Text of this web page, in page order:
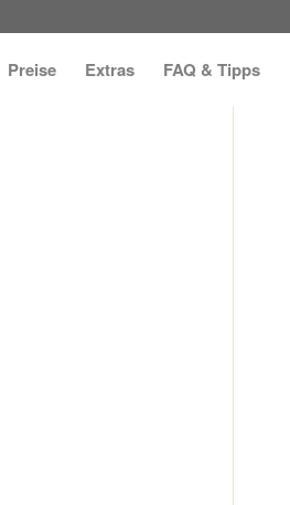
Preise Extras FAQ & Tipps